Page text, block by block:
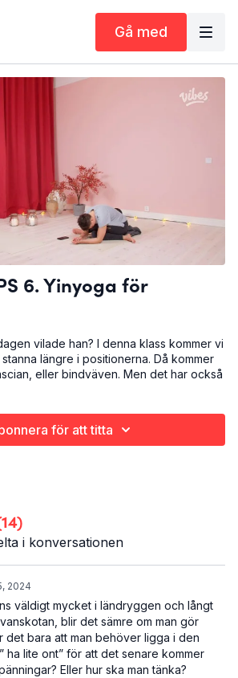
Gå med
6. Yinyoga för
vilade han? I denna klass kommer vi
längre i positionerna. Då kommer
eller bindväven. Men det har också
stilla sitt sinne och få en skön
komfort i yinyogapositionerna. Du
sadeln, skosnöret, happy baby och
en hoprullad filt eller ett täcke
sjätte yogaklassen i en serie om 7 för
gladare höfter.
för att titta
14)
i konversationen
2024
väldigt mycket i ländryggen och långt
blir det sämre om man gör
det bara att man behöver ligga i den
ha lite ont” för att det senare kommer
Eller hur ska man tänka?